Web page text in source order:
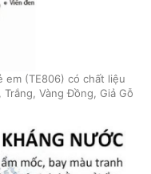
em (TE806) có chất liệu
Vàng Đồng, Giả Gỗ